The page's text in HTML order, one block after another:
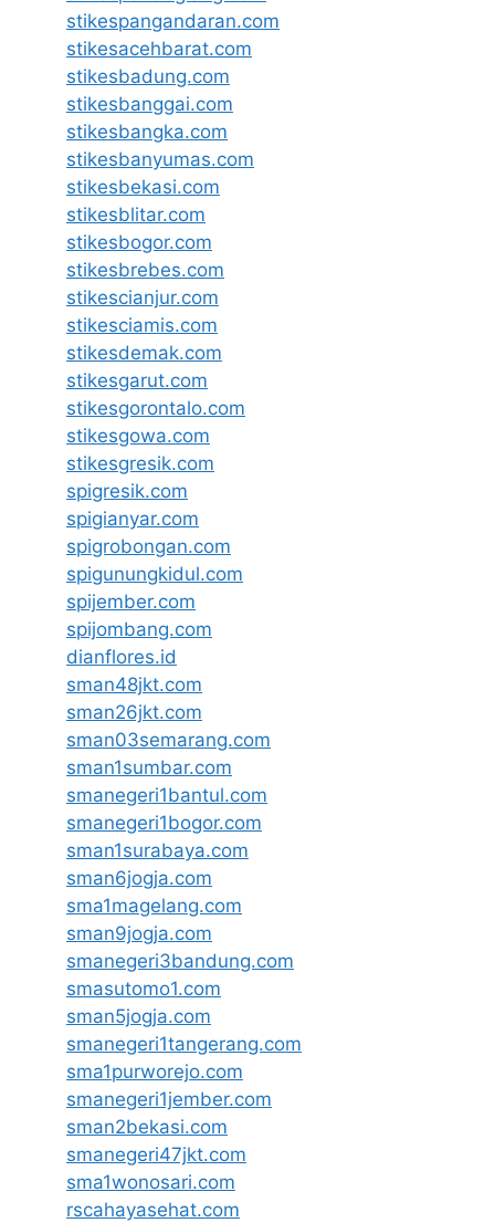
stikespangandaran.com
stikesacehbarat.com
stikesbadung.com
stikesbanggai.com
stikesbangka.com
stikesbanyumas.com
stikesbekasi.com
stikesblitar.com
stikesbogor.com
stikesbrebes.com
stikescianjur.com
stikesciamis.com
stikesdemak.com
stikesgarut.com
stikesgorontalo.com
stikesgowa.com
stikesgresik.com
spigresik.com
spigianyar.com
spigrobongan.com
spigunungkidul.com
spijember.com
spijombang.com
dianflores.id
sman48jkt.com
sman26jkt.com
sman03semarang.com
sman1sumbar.com
smanegeri1bantul.com
smanegeri1bogor.com
sman1surabaya.com
sman6jogja.com
sma1magelang.com
sman9jogja.com
smanegeri3bandung.com
smasutomo1.com
sman5jogja.com
smanegeri1tangerang.com
sma1purworejo.com
smanegeri1jember.com
sman2bekasi.com
smanegeri47jkt.com
sma1wonosari.com
rscahayasehat.com